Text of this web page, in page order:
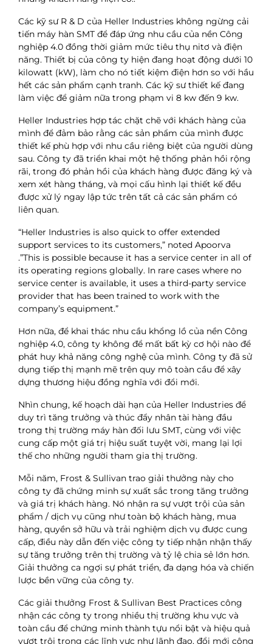
Các kỹ sư R & D của Heller Industries không ngừng cải
tiến máy hàn SMT để đáp ứng nhu cầu của nền Công
nghiệp 4.0 đồng thời giảm mức tiêu thụ nitơ và điện
năng. Thiết bị của công ty hiện đang hoạt động dưới 10
kilowatt (kW), làm cho nó tiết kiệm điện hơn so với hầu
hết các sản phẩm cạnh tranh. Các kỹ sư thiết kế đang
làm việc để giảm nữa trong phạm vi 8 kw đến 9 kw.
Heller Industries hợp tác chặt chẽ với khách hàng của
mình để đảm bảo rằng các sản phẩm của mình được
thiết kế phù hợp với nhu cầu riêng biệt của người dùng
sau. Công ty đã triển khai một hệ thống phản hồi rộng
rãi, trong đó phản hồi của khách hàng được đăng ký và
xem xét hàng tháng, và mọi cấu hình lại thiết kế đều
được xử lý ngay lập tức trên tất cả các sản phẩm có
liên quan.
“Heller Industries is also quick to offer extended
support services to its customers,” noted Apoorva
.”This is possible because it has a service center in all of
its operating regions globally. In rare cases where no
service center is available, it uses a third-party service
provider that has been trained to work with the
company’s equipment.”
Hơn nữa, để khai thác nhu cầu khổng lồ của nền Công
nghiệp 4.0, công ty không để mất bất kỳ cơ hội nào để
phát huy khả năng công nghệ của mình. Công ty đã sử
dụng tiếp thị mạnh mẽ trên quy mô toàn cầu để xây
dựng thương hiệu đồng nghĩa với đổi mới.
Nhìn chung, kế hoạch dài hạn của Heller Industries để
duy trì tăng trưởng và thúc đẩy nhân tài hàng đầu
trong thị trường máy hàn đối lưu SMT, cùng với việc
cung cấp một giá trị hiệu suất tuyệt vời, mang lại lợi
thế cho những người tham gia thị trường.
Mỗi năm, Frost & Sullivan trao giải thưởng này cho
công ty đã chứng minh sự xuất sắc trong tăng trưởng
và giá trị khách hàng. Nó nhận ra sự vượt trội của sản
phẩm / dịch vụ cũng như toàn bộ khách hàng, mua
hàng, quyền sở hữu và trải nghiệm dịch vụ được cung
cấp, điều này dẫn đến việc công ty tiếp nhận nhận thấy
sự tăng trưởng trên thị trường và tỷ lệ chia sẻ lớn hơn.
Giải thưởng ca ngợi sự phát triển, đa dạng hóa và chiến
lược bền vững của công ty.
Các giải thưởng Frost & Sullivan Best Practices công
nhận các công ty trong nhiều thị trường khu vực và
toàn cầu để chứng minh thành tựu nổi bật và hiệu quả
vượt trội trong các lĩnh vực như lãnh đạo, đổi mới công